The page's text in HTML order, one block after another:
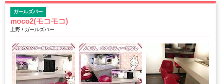
ガールズバー
moco2(モコモコ)
上野 / ガールズバー